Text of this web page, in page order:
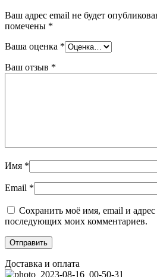
Ваш адрес email не будет
помечены *
Ваша оценка *
Ваш отзыв *
Имя *
Email *
Сохранить моё имя, email и адрес
последующих моих комментариев.
Доставка и оплата